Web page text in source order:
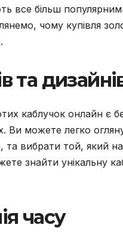
все більш
чому купівля
та
каблучок онлайн є
Ви можете легко
та вибрати той, який
знайти унікальну
часу